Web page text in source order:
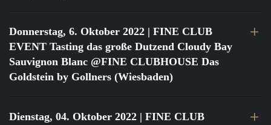
Donnerstag, 6. Oktober 2022 | FINE CLUB
EVENT Tasting das große Dutzend Cloudy Bay
Sauvignon Blanc @FINE CLUBHOUSE Das
Goldstein by Gollners (Wiesbaden)
Dienstag, 04. Oktober 2022 | FINE CLUB